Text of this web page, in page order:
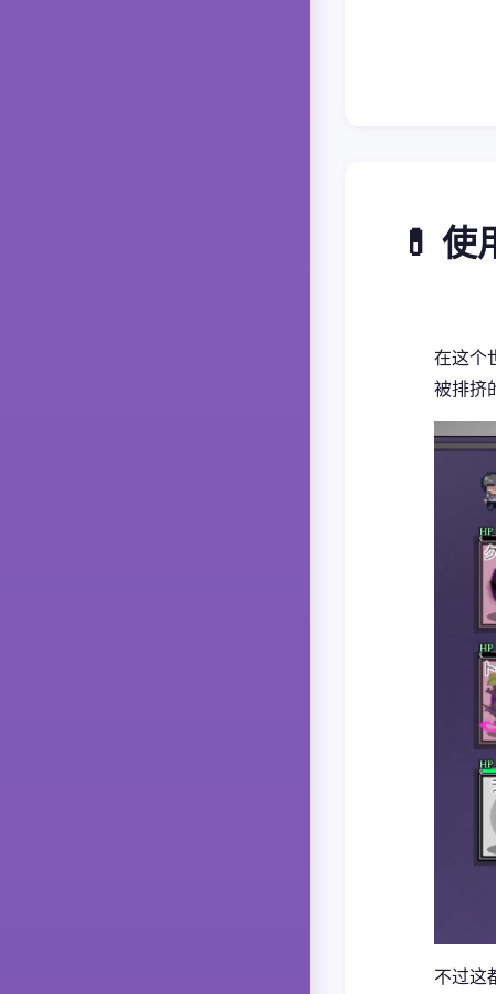
💊 使
在这个
被排挤
不过这